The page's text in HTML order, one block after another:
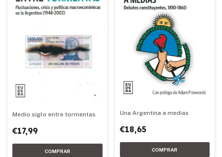
Medio siglo entre tormentas
€17,99
Una Argentina a medias
€18,65